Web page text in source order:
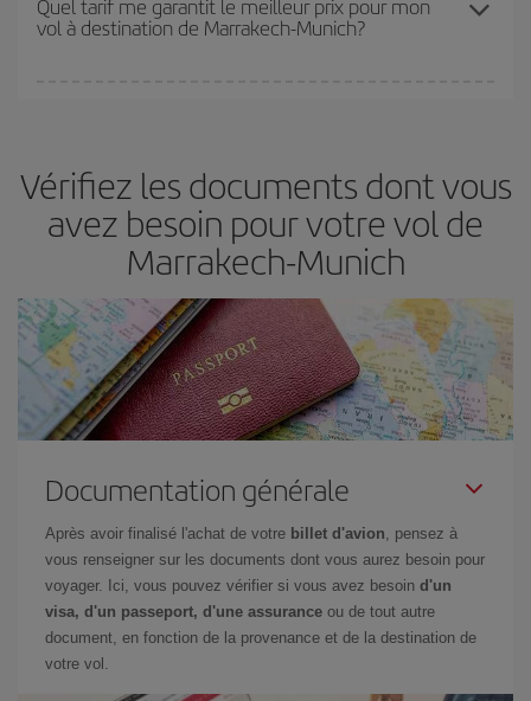
disponibilité ou de l'épuisement des tarifs les plus économiques
Quel tarif me garantit le meilleur prix pour mon
vol à destination de Marrakech-Munich?
Vérifiez les documents dont vous
avez besoin pour votre vol de
Marrakech-Munich
Documentation générale
Après avoir finalisé l'achat de votre billet d'avion, pensez à
vous renseigner sur les documents dont vous aurez besoin pour
voyager. Ici, vous pouvez vérifier si vous avez besoin d'un
visa, d'un passeport, d'une assurance ou de tout autre
document, en fonction de la provenance et de la destination de
votre vol.